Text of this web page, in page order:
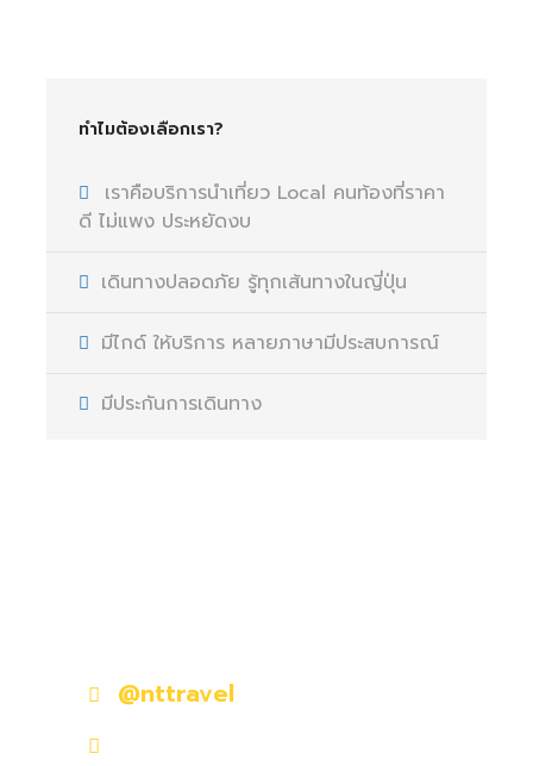
ทำไมต้องเลือกเรา?
เราคือบริการนำเที่ยว Local คนท้องที่ราคา
ดี ไม่แพง ประหยัดงบ
เดินทางปลอดภัย รู้ทุกเส้นทางในญี่ปุ่น
มีไกด์ ให้บริการ หลายภาษามีประสบการณ์
มีประกันการเดินทาง
@nttravel